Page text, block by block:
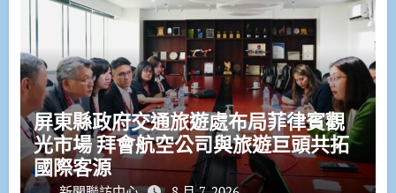
屏東縣政府交通旅遊處布局菲律賓觀
光市場 拜會航空公司與旅遊巨頭共拓
國際客源